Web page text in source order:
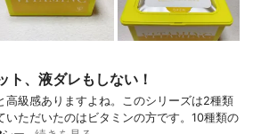
ト、液ダレもしない！
高級感ありますよね。このシリーズは2種類
いただいたのはビタミンの方です。10種類の